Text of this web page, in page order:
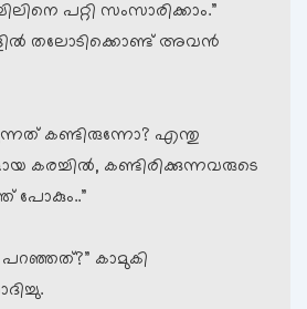
പറ്റി സംസാരിക്കാം.”
തലോടിക്കൊണ്ട് അവന്‍
കണ്ടിരുന്നോ? എന്തു
കരച്ചില്‍, കണ്ടിരിക്കുന്നവരുടെ
പോകും..”
കാമുകി